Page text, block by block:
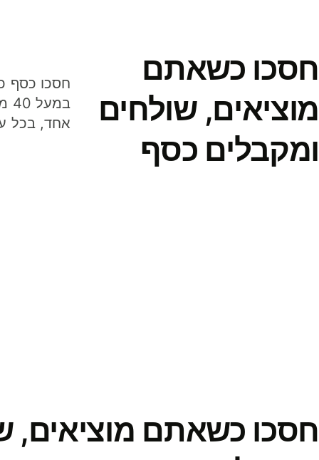
חסכו כשאתם
מוציאים, שולחים
ומקבלים כסף
אחד, בכל
חסכו כשאתם מוציאים,